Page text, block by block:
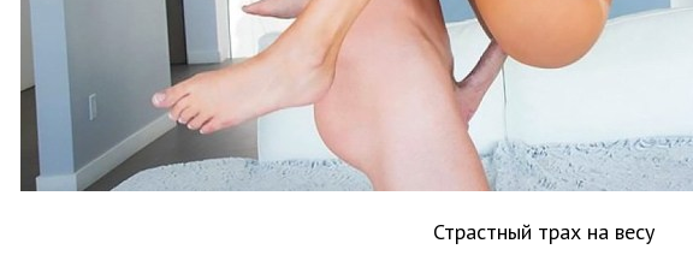
Страстный трах на весу